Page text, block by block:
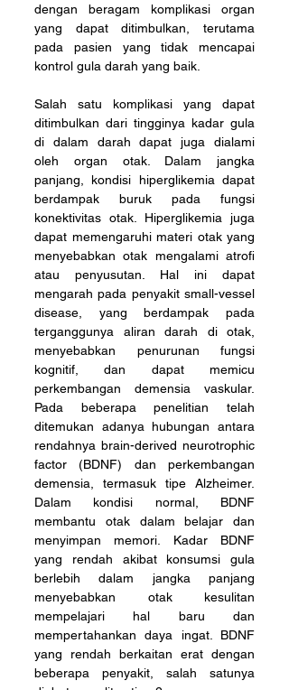
dengan beragam komplikasi organ
yang dapat ditimbulkan, terutama
pada pasien yang tidak mencapai
kontrol gula darah yang baik.
Salah satu komplikasi yang dapat
ditimbulkan dari tingginya kadar gula
di dalam darah dapat juga dialami
oleh organ otak. Dalam jangka
panjang, kondisi hiperglikemia dapat
berdampak buruk pada fungsi
konektivitas otak. Hiperglikemia juga
dapat memengaruhi materi otak yang
menyebabkan otak mengalami atrofi
atau penyusutan. Hal ini dapat
mengarah pada penyakit small-vessel
disease, yang berdampak pada
terganggunya aliran darah di otak,
menyebabkan penurunan fungsi
kognitif, dan dapat memicu
perkembangan demensia vaskular.
Pada beberapa penelitian telah
ditemukan adanya hubungan antara
rendahnya brain-derived neurotrophic
factor (BDNF) dan perkembangan
demensia, termasuk tipe Alzheimer.
Dalam kondisi normal, BDNF
membantu otak dalam belajar dan
menyimpan memori. Kadar BDNF
yang rendah akibat konsumsi gula
berlebih dalam jangka panjang
menyebabkan otak kesulitan
mempelajari hal baru dan
mempertahankan daya ingat. BDNF
yang rendah berkaitan erat dengan
beberapa penyakit, salah satunya